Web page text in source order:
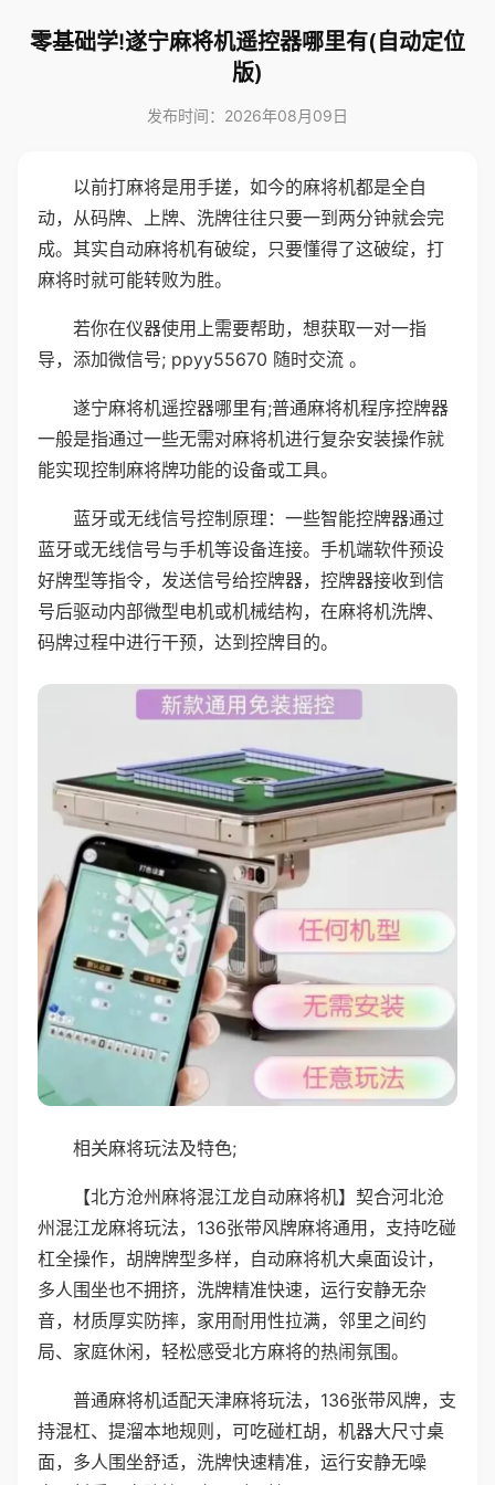
零基础学!遂宁麻将机遥控器哪里有(自动定位
版)
发布时间：2026年08月09日
以前打麻将是用手搓，如今的麻将机都是全自
动，从码牌、上牌、洗牌往往只要一到两分钟就会完
成。其实自动麻将机有破绽，只要懂得了这破绽，打
麻将时就可能转败为胜。
若你在仪器使用上需要帮助，想获取一对一指
导，添加微信号; ppyy55670 随时交流 。
遂宁麻将机遥控器哪里有;普通麻将机程序控牌器
一般是指通过一些无需对麻将机进行复杂安装操作就
能实现控制麻将牌功能的设备或工具。
蓝牙或无线信号控制原理：一些智能控牌器通过
蓝牙或无线信号与手机等设备连接。手机端软件预设
好牌型等指令，发送信号给控牌器，控牌器接收到信
号后驱动内部微型电机或机械结构，在麻将机洗牌、
码牌过程中进行干预，达到控牌目的。
相关麻将玩法及特色;
【北方沧州麻将混江龙自动麻将机】契合河北沧
州混江龙麻将玩法，136张带风牌麻将通用，支持吃碰
杠全操作，胡牌牌型多样，自动麻将机大桌面设计，
多人围坐也不拥挤，洗牌精准快速，运行安静无杂
音，材质厚实防摔，家用耐用性拉满，邻里之间约
局、家庭休闲，轻松感受北方麻将的热闹氛围。
普通麻将机适配天津麻将玩法，136张带风牌，支
持混杠、提溜本地规则，可吃碰杠胡，机器大尺寸桌
面，多人围坐舒适，洗牌快速精准，运行安静无噪